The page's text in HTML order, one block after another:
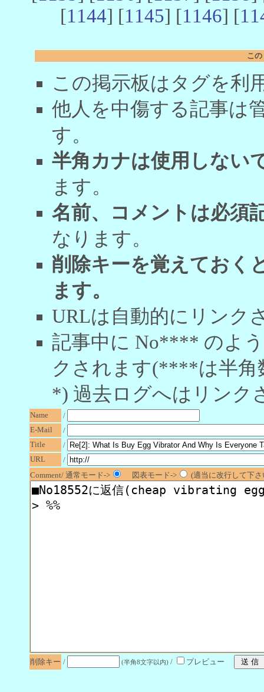
[1144] [1145] [1146] [
こ
この掲示板はタグを利
他人を中傷する記事は
す。
半角カナは使用しない
ます。
名前、コメントは必須
なります。
削除キーを覚えておく
ます。
URLは自動的にリンク
記事中に No**** のよ
クされます(****は半角
*) 過去ログへはリンク
Name
/
E-Mail
/
Title
/
URL
/
Comment/ 通常モード->
図表モード-> (適当に改行して下
削除キー / (半角8文字以内) / プレビュー